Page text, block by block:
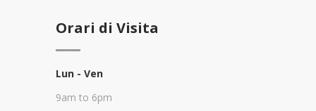
Orari di Visita
Lun - Ven
9am to 6pm